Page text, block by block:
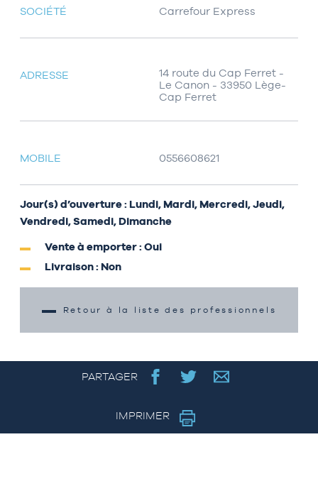
SOCIÉTÉ Carrefour Express
ADRESSE
14 route du Cap Ferret -
Le Canon - 33950 Lège-
Cap Ferret
MOBILE 0556608621
Jour(s) d’ouverture : Lundi, Mardi, Mercredi, Jeudi,
Vendredi, Samedi, Dimanche
Vente à emporter : Oui
Livraison : Non
Retour à la liste des professionnels
PARTAGER
IMPRIMER